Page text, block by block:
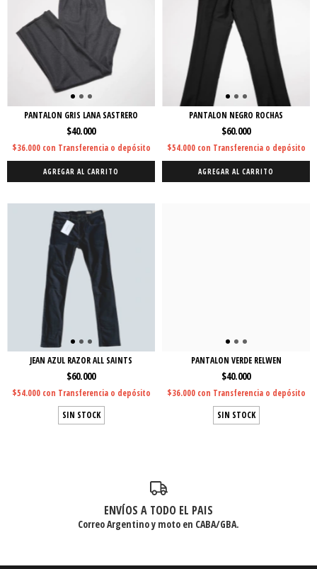
PANTALON GRIS LANA SASTRERO
$40.000
$36.000 con Transferencia o depósito
AGREGAR AL CARRITO
PANTALON NEGRO ROCHAS
$60.000
$54.000 con Transferencia o depósito
AGREGAR AL CARRITO
JEAN AZUL RAZOR ALL SAINTS
$60.000
$54.000 con Transferencia o depósito
SIN STOCK
PANTALON VERDE RELWEN
$40.000
$36.000 con Transferencia o depósito
SIN STOCK
ENVÍOS A TODO EL PAIS
Correo Argentino y moto en CABA/GBA.